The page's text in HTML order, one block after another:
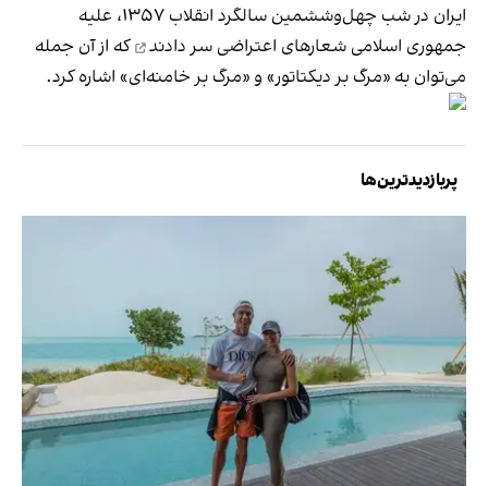
ایران در شب چهل‌و‌ششمین سالگرد انقلاب ۱۳۵۷، علیه
جمهوری اسلامی شعارهای اعتراضی سر دادند
که از آن جمله
می‌توان به «مرگ بر دیکتاتور» و «مرگ بر خامنه‌ای» اشاره کرد.
پربازدیدترین‌ها